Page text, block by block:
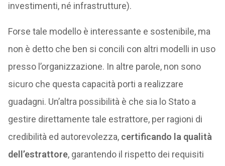
investimenti, né infrastrutture).
Forse tale modello è interessante e sostenibile, ma
non è detto che ben si concili con altri modelli in uso
presso l’organizzazione. In altre parole, non sono
sicuro che questa capacità porti a realizzare
guadagni. Un’altra possibilità è che sia lo Stato a
gestire direttamente tale estrattore, per ragioni di
credibilità ed autorevolezza, certificando la qualità
dell’estrattore, garantendo il rispetto dei requisiti